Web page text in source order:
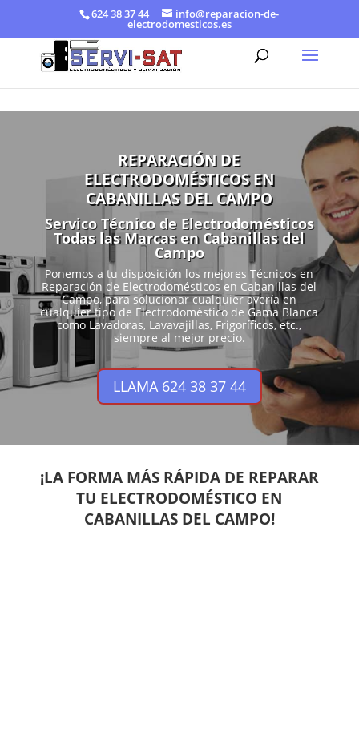
624 38 37 44 info@reparacion-de-
electrodomesticos.es
REPARACIÓN DE
ELECTRODOMÉSTICOS EN
CABANILLAS DEL CAMPO
Servico Técnico de Electrodomésticos
Todas las Marcas en Cabanillas del
Campo
Ponemos a tu disposición los mejores Técnicos en
Reparación de Electrodomésticos en Cabanillas del
Campo, para solucionar cualquier avería en
cualquier tipo de Electrodoméstico de Gama Blanca
como Lavadoras, Lavavajillas, Frigoríficos, etc.,
siempre al mejor precio.
LLAMA 624 38 37 44
¡LA FORMA MÁS RÁPIDA DE REPARAR
TU ELECTRODOMÉSTICO EN
CABANILLAS DEL CAMPO!